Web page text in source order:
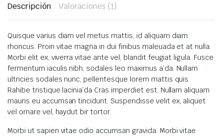
Descripción Valoraciones (1)
Quisque varius diam vel metus mattis, id aliquam diam
rhoncus. Proin vitae magna in dui finibus maleuada et at nulla.
Morbi elit ex, viverra vitae ante vel, blandit feugiat ligula. Fusce
fermentum iaculis nibh, sodales leo maximus a’da. Nullam
ultricies sodales nunc, pellentesque lorem mattis quis.
Rahibe tristique lacinia’da Cras imperdiet est. Nullam aliquam
mauris eu accumsan tincidunt. Suspendisse velit ex, aliquet
vel ornare vel, haydut bir tortor.
Morbi ut sapien vitae odio accumsan gravida. Morbi vitae